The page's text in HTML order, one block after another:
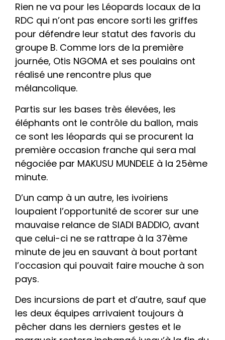
Rien ne va pour les Léopards locaux de la
RDC qui n’ont pas encore sorti les griffes
pour défendre leur statut des favoris du
groupe B. Comme lors de la première
journée, Otis NGOMA et ses poulains ont
réalisé une rencontre plus que
mélancolique.
Partis sur les bases très élevées, les
éléphants ont le contrôle du ballon, mais
ce sont les léopards qui se procurent la
première occasion franche qui sera mal
négociée par MAKUSU MUNDELE à la 25ème
minute.
D’un camp à un autre, les ivoiriens
loupaient l’opportunité de scorer sur une
mauvaise relance de SIADI BADDIO, avant
que celui-ci ne se rattrape à la 37ème
minute de jeu en sauvant à bout portant
l’occasion qui pouvait faire mouche à son
pays.
Des incursions de part et d’autre, sauf que
les deux équipes arrivaient toujours à
pêcher dans les derniers gestes et le